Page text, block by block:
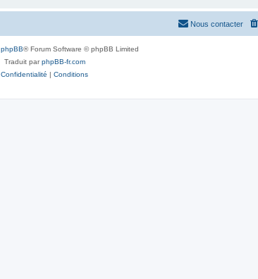
Nous contacter
phpBB® Forum Software © phpBB Limited
Traduit parphpBB-fr.com
Confidentialité | Conditions